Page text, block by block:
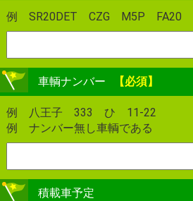
例 SR20DET CZG M5P FA20
車輌ナンバー 【必須】
例 八王子 333 ひ 11-22
例 ナンバー無し車輌である
積載車予定